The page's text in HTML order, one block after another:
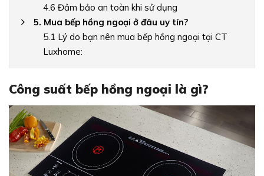
4.6 Đảm bảo an toàn khi sử dụng
5. Mua bếp hồng ngoại ở đâu uy tín?
5.1 Lý do bạn nên mua bếp hồng ngoại tại CT
Luxhome:
Công suất bếp hồng ngoại là gì?